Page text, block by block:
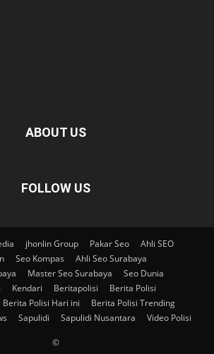
ABOUT US
FOLLOW US
jhonlin Group Pakar Seo
Ahli SEO
Seo Kompas
Ahli Seo Surabaya
Master Seo Surabaya
Seo Dunia
Kendari Beritapolisi
Berita Polisi
Berita Polisi Hari ini
Berita Polisi Trending
Sapulidi Sapulidi Nusantara Video Polisi
©